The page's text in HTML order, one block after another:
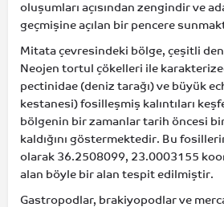
oluşumları açısından zengindir ve
geçmişine açılan bir pencere
Mitata çevresindeki bölge, çeşitli
Neojen tortul çökelleri ile
pectinidae (deniz tarağı) ve büyük
kestanesi) fosilleşmiş kalıntıları
bölgenin bir zamanlar tarih öncesi
kaldığını göstermektedir. Bu
olarak 36.2508099, 23.0003155
alan böyle bir alan tespit edilmiştir.
Gastropodlar, brakiyopodlar ve